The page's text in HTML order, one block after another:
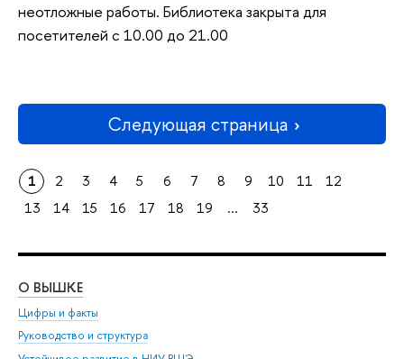
неотложные работы. Библиотека закрыта для
посетителей с 10.00 до 21.00
Следующая страница
1 2 3 4 5 6 7 8 9 10 11
12
13
14 15 16 17 18 19 ... 33
О ВЫШКЕ
Цифры и факты
Руководство и структура